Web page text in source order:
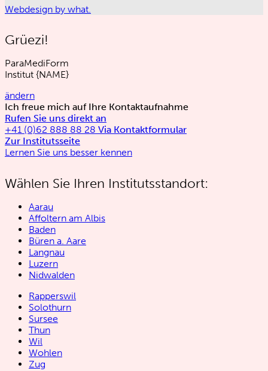
Webdesign by what.
Grüezi!
ParaMediForm
Institut {NAME}
ändern
Ich freue mich auf Ihre Kontaktaufnahme
Rufen Sie uns direkt an
+41 (0)62 888 88 28 Via Kontaktformular
Zur Institutsseite
Lernen Sie uns besser kennen
Wählen Sie Ihren Institutsstandort:
Aarau
Affoltern am Albis
Baden
Büren a. Aare
Langnau
Luzern
Nidwalden
Rapperswil
Solothurn
Sursee
Thun
Wil
Wohlen
Zug